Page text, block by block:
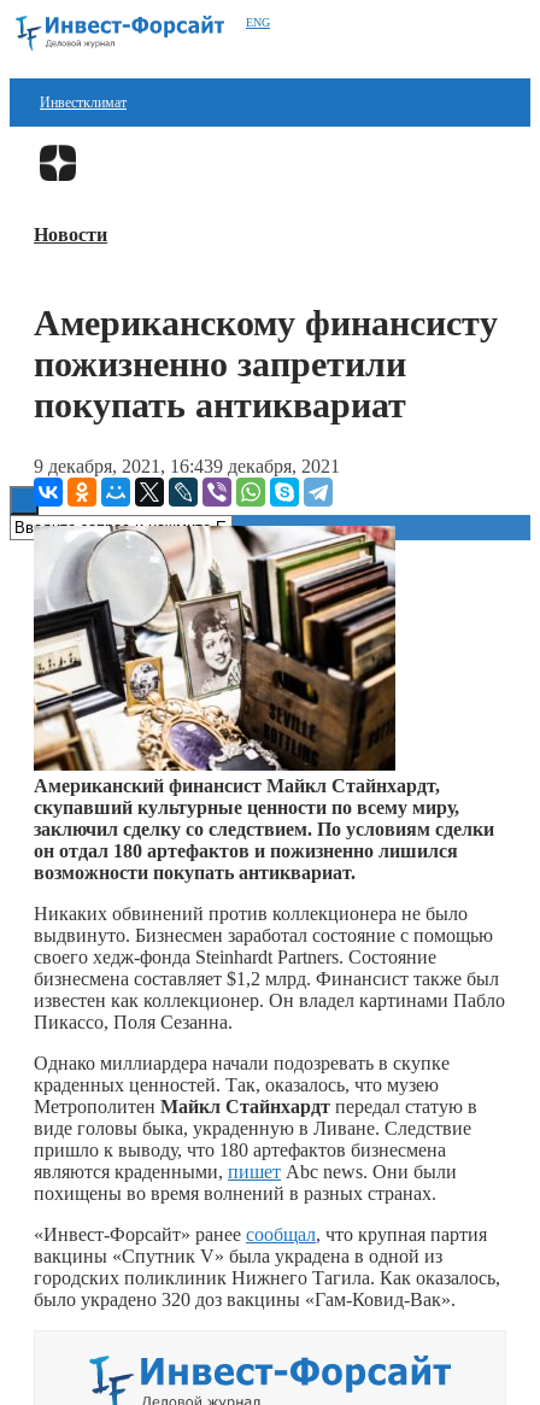
ENG
Инвестклимат
Финансы
Блокчейн
Технологии
Новости
Американскому финансисту
пожизненно запретили
покупать антиквариат
9 декабря, 2021, 16:439 декабря, 2021
Американский финансист Майкл Стайнхардт,
скупавший культурные ценности по всему миру,
заключил сделку со следствием. По условиям сделки
он отдал 180 артефактов и пожизненно лишился
возможности покупать антиквариат.
Никаких обвинений против коллекционера не было
выдвинуто. Бизнесмен заработал состояние с помощью
своего хедж-фонда Steinhardt Partners. Состояние
бизнесмена составляет $1,2 млрд. Финансист также был
известен как коллекционер. Он владел картинами Пабло
Пикассо, Поля Сезанна.
Однако миллиардера начали подозревать в скупке
краденных ценностей. Так, оказалось, что музею
Метрополитен Майкл Стайнхардт передал статую в
виде головы быка, украденную в Ливане. Следствие
пришло к выводу, что 180 артефактов бизнесмена
являются краденными, пишет Abc news. Они были
похищены во время волнений в разных странах.
«Инвест-Форсайт» ранее сообщал, что крупная партия
вакцины «Спутник V» была украдена в одной из
городских поликлиник Нижнего Тагила. Как оказалось,
было украдено 320 доз вакцины «Гам-Ковид-Вак».